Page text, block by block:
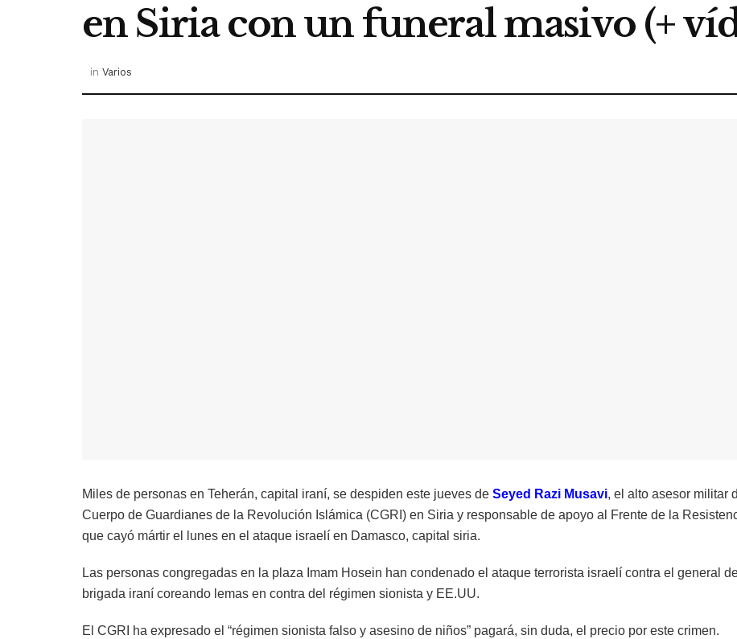
en Siria con un funeral masivo (+
in Varios
Miles de personas en Teherán, capital iraní, se despiden este jueves de Seyed Razi Musavi, el alto asesor militar
Cuerpo de Guardianes de la Revolución Islámica (CGRI) en Siria y responsable de apoyo al Frente de la
que cayó mártir el lunes en el ataque israelí en Damasco, capital siria.
Las personas congregadas en la plaza Imam Hosein han condenado el ataque terrorista israelí contra el general
brigada iraní coreando lemas en contra del régimen sionista y EE.UU.
El CGRI ha expresado el “régimen sionista falso y asesino de niños” pagará, sin duda, el precio por este crimen.